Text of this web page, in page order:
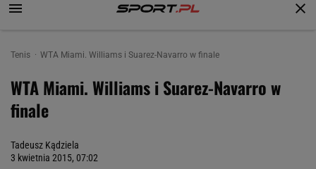
Tenis WTA Miami. Williams i Suarez-Navarro w finale
WTA Miami. Williams i Suarez-Navarro w
finale
Tadeusz Kądziela
3 kwietnia 2015, 07:02